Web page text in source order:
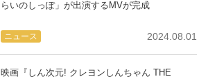
ニュース 2024.08.01
らいのしっぽ」が出演するMVが完成
映画『しん次元! クレヨンしんちゃん THE